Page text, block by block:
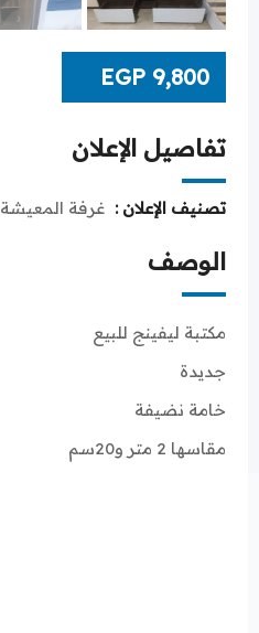
EGP 9,800
تفاصيل الإعلان
تصنيف الإعلان : غرفة المعيشة
الوصف
مكتبة ليفينج للبيع
جديدة
خامة نضيفة
مقاسها 2 متر و20سم